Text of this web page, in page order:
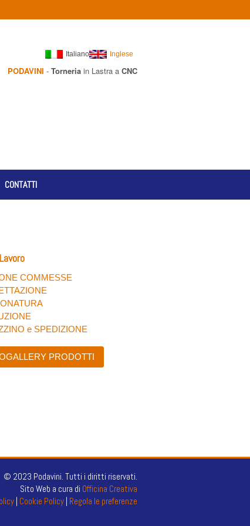
Inglese
Italiano
PODAVINI - Torneria in Lastra a CNC
CONTATTI
COMMESSE
e SPEDIZIONE
PRODOTTI
© 2023 Podavini. Tutti i diritti riservati.
Sito Web a cura di Officina Creativa
Cookie Policy Regola le preferenze